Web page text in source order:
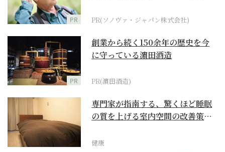
PR PR(ソノヴァ・ジャパン株式会社)
PR
創業から続く150余年の歴史を今
に守っている濵田酒造
PR(濵田酒造)
専門家が指南する、驚くほど睡眠
の質を上げる室内空間の改善策と
健康